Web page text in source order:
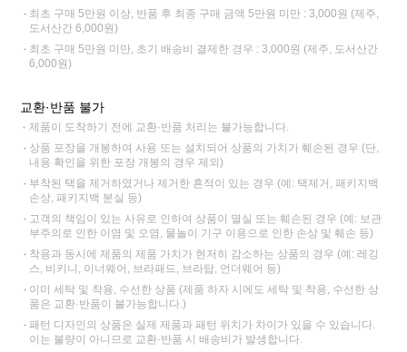
최초 구매 5만원 이상, 반품 후 최종 구매 금액 5만원 미만 : 3,000원 (제주,
도서산간 6,000원)
최초 구매 5만원 미만, 초기 배송비 결제한 경우 : 3,000원 (제주, 도서산간
6,000원)
교환·반품 불가
제품이 도착하기 전에 교환·반품 처리는 불가능합니다.
상품 포장을 개봉하여 사용 또는 설치되어 상품의 가치가 훼손된 경우 (단,
내용 확인을 위한 포장 개봉의 경우 제외)
부착된 택을 제거하였거나 제거한 흔적이 있는 경우 (예: 택제거, 패키지백
손상, 패키지백 분실 등)
고객의 책임이 있는 사유로 인하여 상품이 멸실 또는 훼손된 경우 (예: 보관
부주의로 인한 이염 및 오염, 물놀이 기구 이용으로 인한 손상 및 훼손 등)
착용과 동시에 제품의 제품 가치가 현저히 감소하는 상품의 경우 (예: 레깅
스, 비키니, 이너웨어, 브라패드, 브라탑, 언더웨어 등)
이미 세탁 및 착용, 수선한 상품 (제품 하자 시에도 세탁 및 착용, 수선한 상
품은 교환·반품이 불가능합니다.)
패턴 디자인의 상품은 실제 제품과 패턴 위치가 차이가 있을 수 있습니다.
이는 불량이 아니므로 교환·반품 시 배송비가 발생합니다.